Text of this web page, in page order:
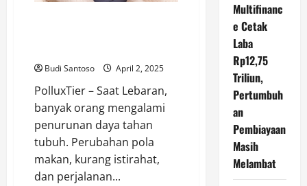
Budi Santoso April 2, 2025
PolluxTier – Saat Lebaran,
banyak orang mengalami
penurunan daya tahan
tubuh. Perubahan pola
makan, kurang istirahat,
dan perjalanan...
Multifinanc
e Cetak
Laba
Rp12,75
Triliun,
Pertumbuh
an
Pembiayaan
Masih
Melambat